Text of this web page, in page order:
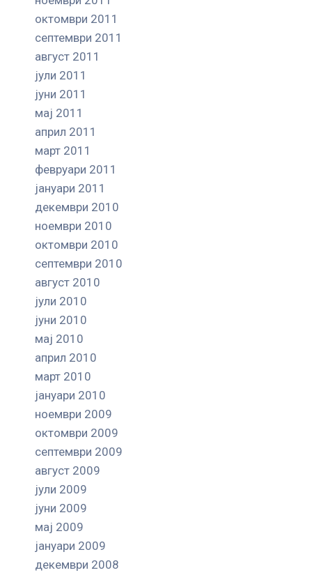
октомври 2011
септември 2011
август 2011
јули 2011
јуни 2011
мај 2011
април 2011
март 2011
февруари 2011
јануари 2011
декември 2010
ноември 2010
октомври 2010
септември 2010
август 2010
јули 2010
јуни 2010
мај 2010
април 2010
март 2010
јануари 2010
ноември 2009
октомври 2009
септември 2009
август 2009
јули 2009
јуни 2009
мај 2009
јануари 2009
декември 2008